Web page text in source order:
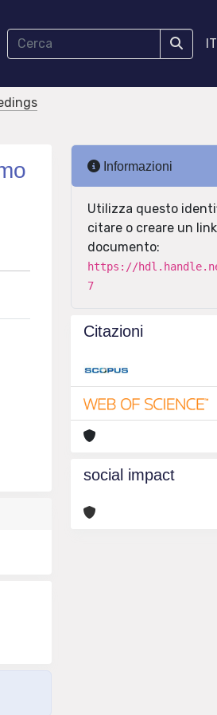
IT
Informazioni
Utilizza questo
citare o creare un
documento:
https://
7
Citazioni
social impact